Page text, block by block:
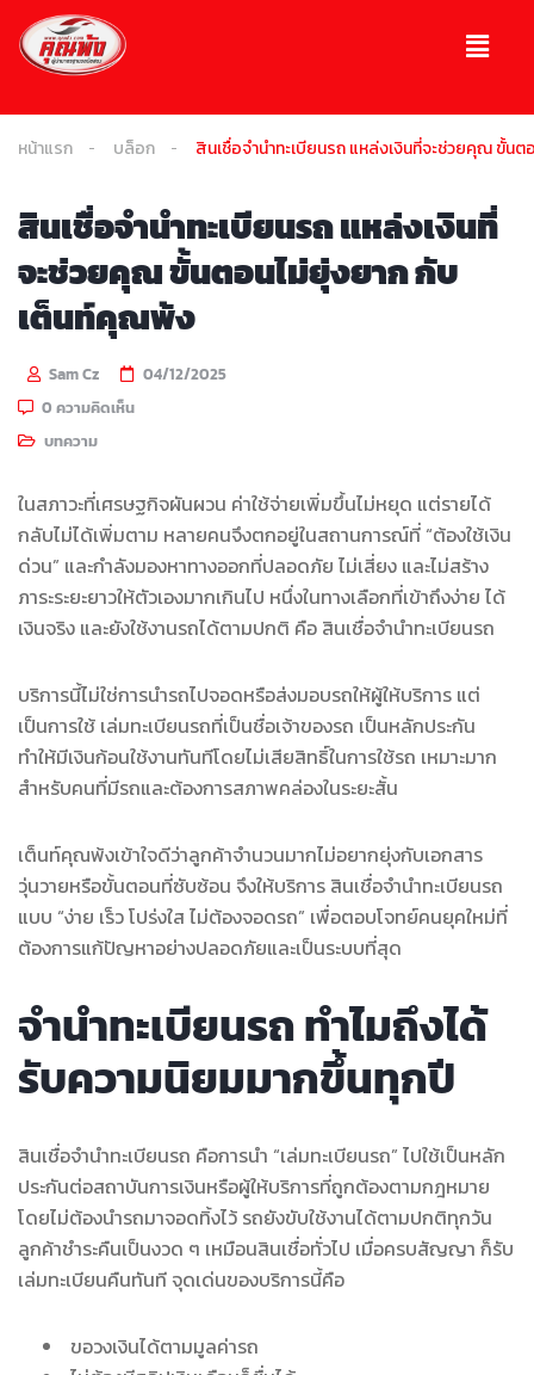
หน้าแรก บล็อก สินเชื่อจำนำทะเบียนรถ แหล่งเงินที่จะช่วยคุณ ขั้น
สินเชื่อจำนำทะเบียนรถ แหล่งเงินที่
จะช่วยคุณ ขั้นตอนไม่ยุ่งยาก กับ
เต็นท์คุณพ้ง
Sam Cz
04/12/2025
0 ความคิดเห็น
บทความ
ในสภาวะที่เศรษฐกิจผันผวน ค่าใช้จ่ายเพิ่มขึ้นไม่หยุด แต่รายได้
กลับไม่ได้เพิ่มตาม หลายคนจึงตกอยู่ในสถานการณ์ที่ “ต้องใช้เงิน
ด่วน” และกำลังมองหาทางออกที่ปลอดภัย ไม่เสี่ยง และไม่สร้าง
ภาระระยะยาวให้ตัวเองมากเกินไป หนึ่งในทางเลือกที่เข้าถึงง่าย ได้
เงินจริง และยังใช้งานรถได้ตามปกติ คือ สินเชื่อจำนำทะเบียนรถ
บริการนี้ไม่ใช่การนำรถไปจอดหรือส่งมอบรถให้ผู้ให้บริการ แต่
เป็นการใช้ เล่มทะเบียนรถที่เป็นชื่อเจ้าของรถ เป็นหลักประกัน
ทำให้มีเงินก้อนใช้งานทันทีโดยไม่เสียสิทธิ์ในการใช้รถ เหมาะมาก
สำหรับคนที่มีรถและต้องการสภาพคล่องในระยะสั้น
เต็นท์คุณพ้งเข้าใจดีว่าลูกค้าจำนวนมากไม่อยากยุ่งกับเอกสาร
วุ่นวายหรือขั้นตอนที่ซับซ้อน จึงให้บริการ สินเชื่อจำนำทะเบียนรถ
แบบ “ง่าย เร็ว โปร่งใส ไม่ต้องจอดรถ” เพื่อตอบโจทย์คนยุคใหม่ที่
ต้องการแก้ปัญหาอย่างปลอดภัยและเป็นระบบที่สุด
จำนำทะเบียนรถ ทำไมถึงได้
รับความนิยมมากขึ้นทุกปี
สินเชื่อจำนำทะเบียนรถ คือการนำ “เล่มทะเบียนรถ” ไปใช้เป็นหลัก
ประกันต่อสถาบันการเงินหรือผู้ให้บริการที่ถูกต้องตามกฎหมาย
โดยไม่ต้องนำรถมาจอดทิ้งไว้ รถยังขับใช้งานได้ตามปกติทุกวัน
ลูกค้าชำระคืนเป็นงวด ๆ เหมือนสินเชื่อทั่วไป เมื่อครบสัญญา ก็รับ
เล่มทะเบียนคืนทันที จุดเด่นของบริการนี้คือ
ขอวงเงินได้ตามมูลค่ารถ